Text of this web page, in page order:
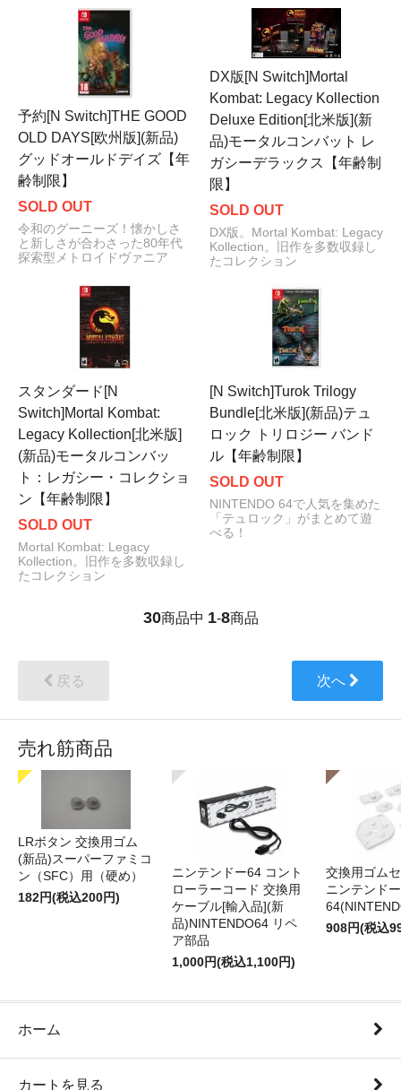
予約[N Switch]THE GOOD
OLD DAYS[欧州版](新品)
グッドオールドデイズ【年
齢制限】
SOLD OUT
令和のグーニーズ！懐かしさ
と新しさが合わさった80年代
探索型メトロイドヴァニア
DX版[N Switch]Mortal
Kombat: Legacy Kollection
Deluxe Edition[北米版](新
品)モータルコンバット レ
ガシーデラックス【年齢制
限】
SOLD OUT
DX版。Mortal Kombat: Legacy
Kollection。旧作を多数収録し
たコレクション
スタンダード[N
Switch]Mortal Kombat:
Legacy Kollection[北米版]
(新品)モータルコンバッ
ト：レガシー・コレクショ
ン【年齢制限】
SOLD OUT
Mortal Kombat: Legacy
Kollection。旧作を多数収録し
たコレクション
[N Switch]Turok Trilogy
Bundle[北米版](新品)テュ
ロック トリロジー バンド
ル【年齢制限】
SOLD OUT
NINTENDO 64で人気を集めた
「テュロック」がまとめて遊
べる！
30商品中 1-8商品
戻る 次へ
売れ筋商品
LRボタン 交換用ゴム
(新品)スーパーファミコ
ン（SFC）用（硬め）
182円(税込200円)
ニンテンドー64 コント
ローラーコード 交換用
ケーブル[輸入品](新
品)NINTENDO64 リペ
ア部品
1,000円(税込1,100円)
交換用ゴム
ニンテンドー
908円(税込
ホーム
カートを見る